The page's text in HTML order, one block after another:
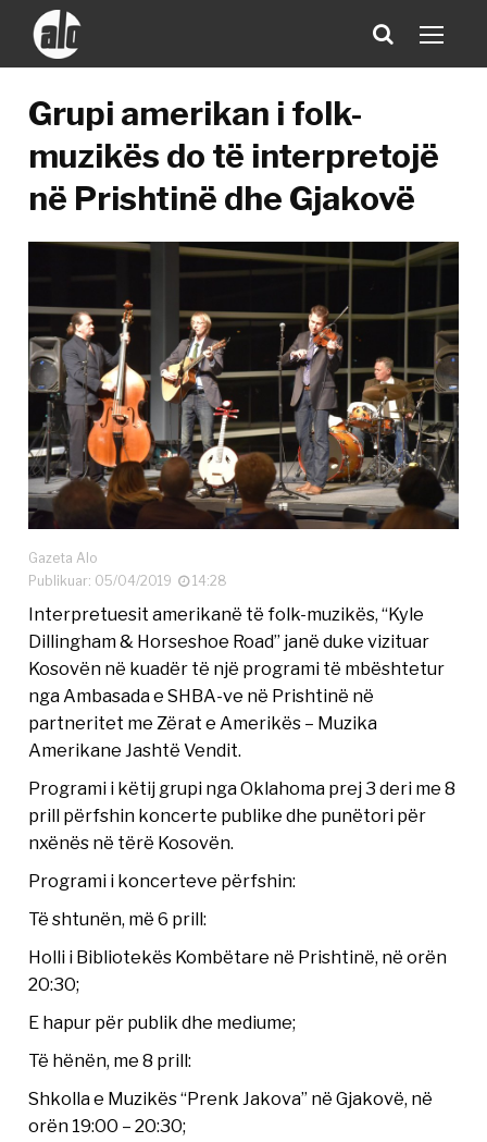
Grupi amerikan i folk-
muzikës do të interpretojë
në Prishtinë dhe Gjakovë
Gazeta Alo
Publikuar: 05/04/2019
14:28
Interpretuesit amerikanë të folk-muzikës, “Kyle
Dillingham & Horseshoe Road” janë duke vizituar
Kosovën në kuadër të një programi të mbështetur
nga Ambasada e SHBA-ve në Prishtinë në
partneritet me Zërat e Amerikës – Muzika
Amerikane Jashtë Vendit.
Programi i këtij grupi nga Oklahoma prej 3 deri me 8
prill përfshin koncerte publike dhe punëtori për
nxënës në tërë Kosovën.
Programi i koncerteve përfshin:
Të shtunën, më 6 prill:
Holli i Bibliotekës Kombëtare në Prishtinë, në orën
20:30;
E hapur për publik dhe mediume;
Të hënën, me 8 prill:
Shkolla e Muzikës “Prenk Jakova” në Gjakovë, në
orën 19:00 – 20:30;